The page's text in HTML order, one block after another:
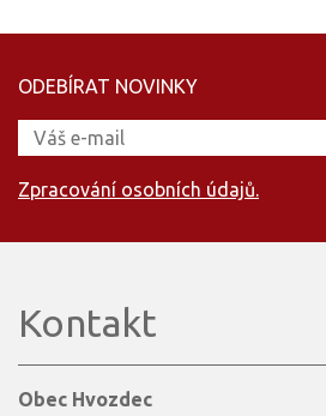
ODEBÍRAT NOVINKY
Zpracování osobních údajů.
Kontakt
Obec Hvozdec